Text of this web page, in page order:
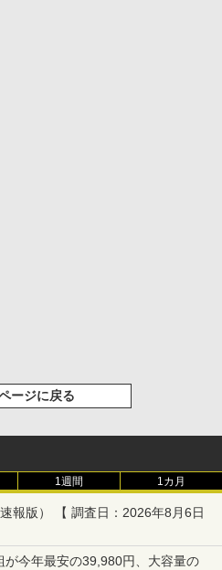
ージに戻る
1週間 1カ月
報版） 【 調査日：2026年8月6日
が今年最安の39,980円、大容量の